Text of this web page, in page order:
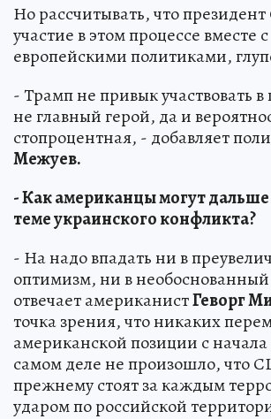
Но рассчитывать, что
участие в этом процессе вместе с
европейскими политиками,
- Трамп не привык участвовать
не главный герой, да и
стопроцентная, - добавляет
Межуев.
- Как американцы могут дальше
теме украинского конфликта?
- На надо впадать ни в
оптимизм, ни в
отвечает американистГеворг
точка зрения, что никаких
американской позиции с
самом деле не произошло, что
прежнему стоят за каждым
ударом по российской